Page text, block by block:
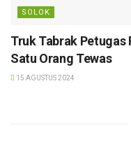
SOLOK
Truk Tabrak Petugas
Satu Orang Tewas
15 AGUSTUS 2024